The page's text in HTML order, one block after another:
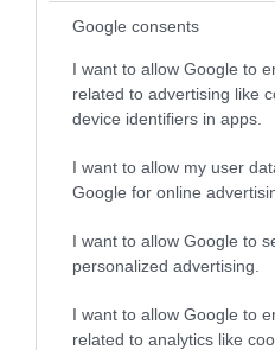
Google consents
I want to allow Google to
related to advertising like
device identifiers in apps.
I want to allow my user
Google for online
I want to allow Google to
personalized advertising.
I want to allow Google to
related to analytics like
07.08.2026 | 20:02
Ο Γιάννης Αλαφούζος
Κωνσταντίνο Ζούλα από
απομάκρυνσής του